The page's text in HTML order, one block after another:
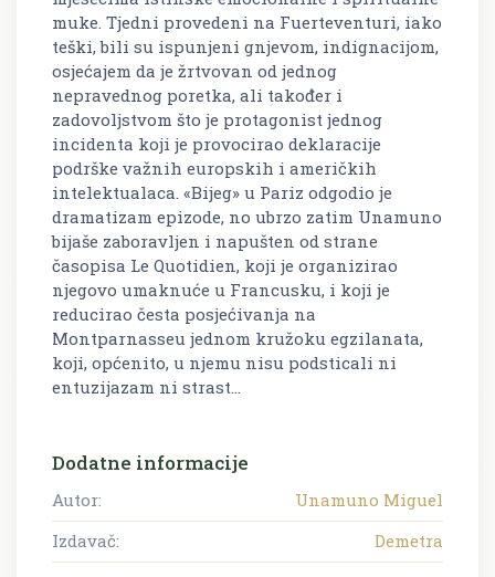
muke. Tjedni provedeni na Fuerteventuri, iako
teški, bili su ispunjeni gnjevom, indignacijom,
osjećajem da je žrtvovan od jednog
nepravednog poretka, ali također i
zadovoljstvom što je protagonist jednog
incidenta koji je provocirao deklaracije
podrške važnih europskih i američkih
intelektualaca. «Bijeg» u Pariz odgodio je
dramatizam epizode, no ubrzo zatim Unamuno
bijaše zaboravljen i napušten od strane
časopisa Le Quotidien, koji je organizirao
njegovo umaknuće u Francusku, i koji je
reducirao česta posjećivanja na
Montparnasseu jednom kružoku egzilanata,
koji, općenito, u njemu nisu podsticali ni
entuzijazam ni strast…
Dodatne informacije
Autor:
Unamuno Miguel
Izdavač:
Demetra